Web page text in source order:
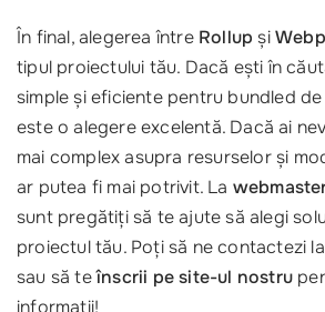
În final, alegerea între Rollup și
tipul proiectului tău. Dacă ești în
simple și eficiente pentru bundled
este o alegere excelentă. Dacă ai
mai complex asupra resurselor și
ar putea fi mai potrivit. La
sunt pregătiți să te ajute să alegi
proiectul tău. Poți să ne contactezi la
sau să teînscrii pe site-ul nostru
informații!